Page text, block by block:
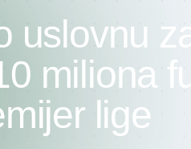
uslovnu
miliona
lige